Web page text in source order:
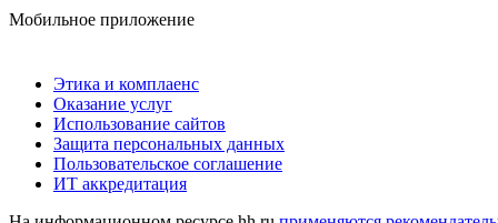
Мобильное приложение
Этика и комплаенс
Оказание услуг
Использование сайтов
Защита персональных данных
Пользовательское соглашение
ИТ аккредитация